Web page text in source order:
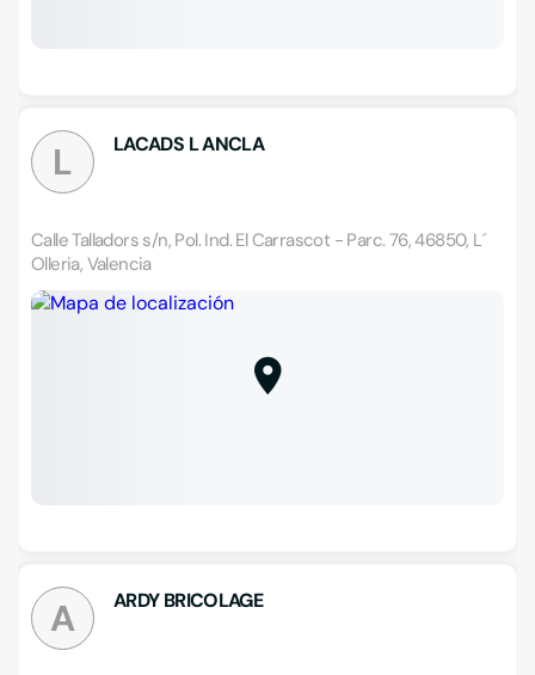
L LACADS L ANCLA
Calle Talladors s/n, Pol. Ind. El Carrascot - Parc. 76, 46850, L´
Olleria, Valencia
A ARDY BRICOLAGE